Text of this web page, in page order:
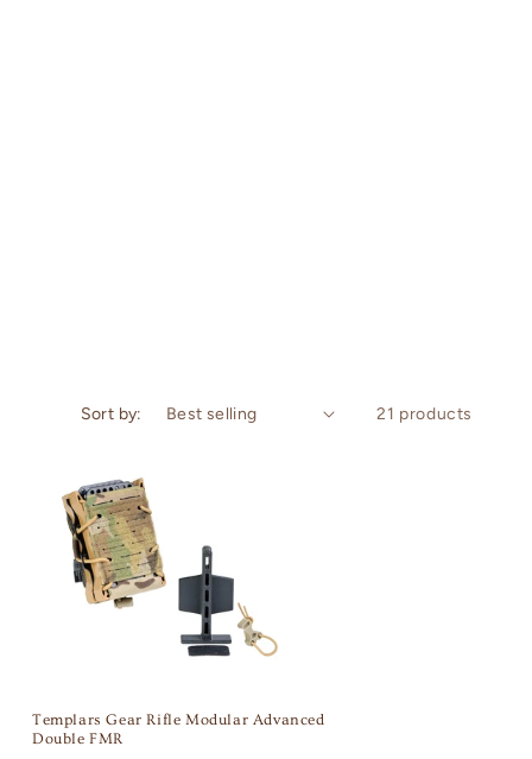
Sort by: 21 products
Templars Gear Rifle Modular Advanced
Double FMR